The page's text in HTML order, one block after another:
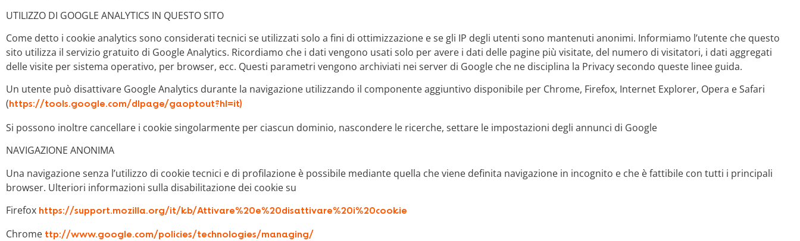
UTILIZZO DI GOOGLE ANALYTICS IN QUESTO SITO
Come detto i cookie analytics sono considerati tecnici se utilizzati solo a fini di ottimizzazione e se gli IP degli utenti sono mantenuti anonimi. Informiamo l’utente che questo
sito utilizza il servizio gratuito di Google Analytics. Ricordiamo che i dati vengono usati solo per avere i dati delle pagine più visitate, del numero di visitatori, i dati aggregati
delle visite per sistema operativo, per browser, ecc. Questi parametri vengono archiviati nei server di Google che ne disciplina la Privacy secondo queste linee guida.
Un utente può disattivare Google Analytics durante la navigazione utilizzando il componente aggiuntivo disponibile per Chrome, Firefox, Internet Explorer, Opera e Safari
(https://tools.google.com/dlpage/gaoptout?hl=it)
Si possono inoltre cancellare i cookie singolarmente per ciascun dominio, nascondere le ricerche, settare le impostazioni degli annunci di Google
NAVIGAZIONE ANONIMA
Una navigazione senza l’utilizzo di cookie tecnici e di profilazione è possibile mediante quella che viene definita navigazione in incognito e che è fattibile con tutti i principali
browser. Ulteriori informazioni sulla disabilitazione dei cookie su
Firefox https://support.mozilla.org/it/kb/Attivare%20e%20disattivare%20i%20cookie
Chrome ttp://www.google.com/policies/technologies/managing/